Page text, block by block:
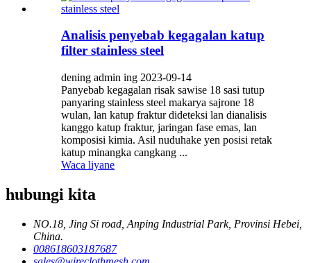
Analisis penyebab kegagalan katup
filter stainless steel
dening admin ing 2023-09-14
Panyebab kegagalan risak sawise 18 sasi tutup
panyaring stainless steel makarya sajrone 18
wulan, lan katup fraktur dideteksi lan dianalisis
kanggo katup fraktur, jaringan fase emas, lan
komposisi kimia. Asil nuduhake yen posisi retak
katup minangka cangkang ...
Waca liyane
hubungi kita
NO.18, Jing Si road, Anping Industrial Park, Provinsi Hebei,
China.
008618603187687